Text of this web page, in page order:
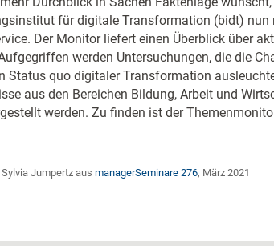
für digitale Transformation (bidt) nun
Der Monitor liefert einen Überblick über
werden Untersuchungen, die die
Status quo digitaler Transformation
aus den Bereichen Bildung, Arbeit und
werden. Zu finden ist der
Jumpertz aus managerSeminare 276, März 2021